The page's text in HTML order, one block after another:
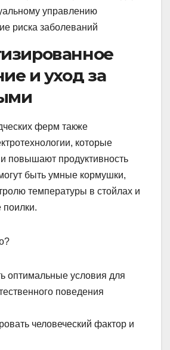
управлению
риска заболеваний
и уход за
ферм также
которые
повышают продуктивность
быть умные кормушки,
температуры в стойлах и
поилки.
оптимальные условия для
поведения
человеческий фактор и